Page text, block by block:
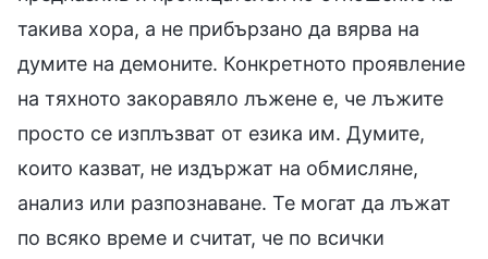
такива хора, а не прибързано да вярва на
думите на демоните. Конкретното проявление
на тяхното закоравяло лъжене е, че лъжите
просто се изплъзват от езика им. Думите,
които казват, не издържат на обмисляне,
анализ или разпознаване. Те могат да лъжат
по всяко време и считат, че по всички